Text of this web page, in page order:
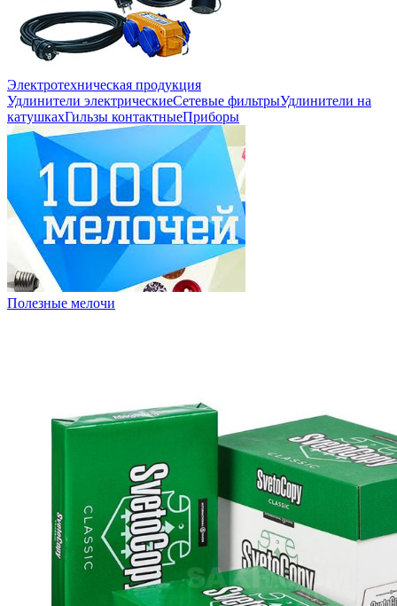
Электротехническая продукция
Удлинители электрическиеСетевые фильтрыУдлинители на
катушкахГильзы контактныеПриборы
Полезные мелочи